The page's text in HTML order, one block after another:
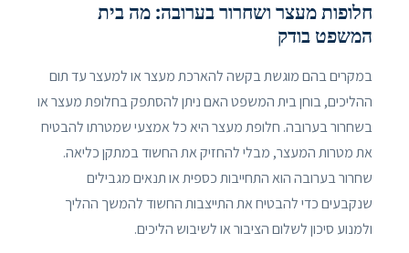
חלופות מעצר ושחרור בערובה: מה בית
המשפט בודק
במקרים בהם מוגשת בקשה להארכת מעצר או למעצר עד תום
ההליכים, בוחן בית המשפט האם ניתן להסתפק בחלופת מעצר או
בשחרור בערובה. חלופת מעצר היא כל אמצעי שמטרתו להבטיח
את מטרות המעצר, מבלי להחזיק את החשוד במתקן כליאה.
שחרור בערובה הוא התחייבות כספית או תנאים מגבילים
שנקבעים כדי להבטיח את התייצבות החשוד להמשך ההליך
ולמנוע סיכון לשלום הציבור או לשיבוש הליכים.